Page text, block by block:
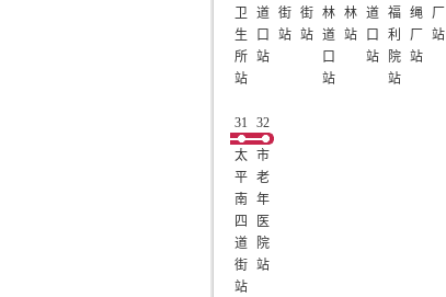
卫
生
所
站
道
口
站
街
站
街
站
林
道
口
站
林
站
道
口
站
福
利
院
站
绳
厂
站
厂
站
31
太
平
南
四
道
街
站
32
市
老
年
医
院
站